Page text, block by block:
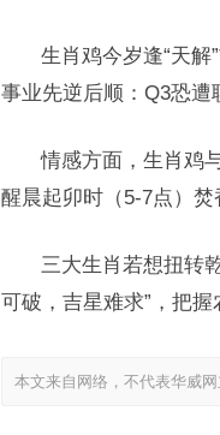
生肖鸡今岁逢“天
事业先逆后顺：Q3恐
情感方面，生肖鸡
醒晨起卯时（5-7点）
三大生肖若想扭转
可破，吉星难求”，把
本文来自网络，不代表华威